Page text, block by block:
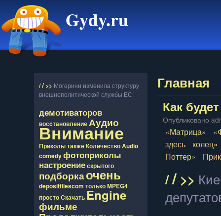
Gydy.ru
// >> Могерини изменила структуру
внешнеполитической службы ЕС
демотиваторов
восcтановлениеАудио
Внимание
ПриколытакжеКоличествоAudio
comedyфотоприколы
настроениескрытого
подборкаочень
depositfilescom толькоMPEG4
простоСкачать Engine
фильме
Главная
Как
Опубликовано
«Матрица»
здесь
колец»
Поттер»
// >>